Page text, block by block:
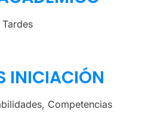
Tardes
INICIACIÓN
Competencias